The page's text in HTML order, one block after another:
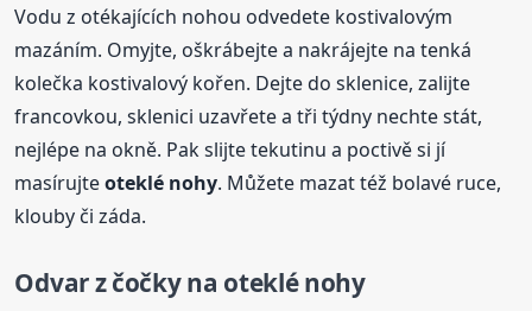
Vodu z otékajících nohou odvedete kostivalovým
mazáním. Omyjte, oškrábejte a nakrájejte na tenká
kolečka kostivalový kořen. Dejte do sklenice, zalijte
francovkou, sklenici uzavřete a tři týdny nechte stát,
nejlépe na okně. Pak slijte tekutinu a poctivě si jí
masírujteoteklé nohy. Můžete mazat též bolavé ruce,
klouby či záda.
Odvar z čočky na oteklé nohy